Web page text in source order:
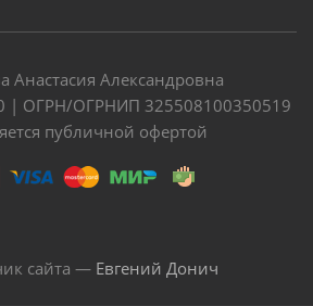
Анастасия Александровна
| ОГРН/ОГРНИП 325508100350519
публичной офертой
сайта — Евгений Донич